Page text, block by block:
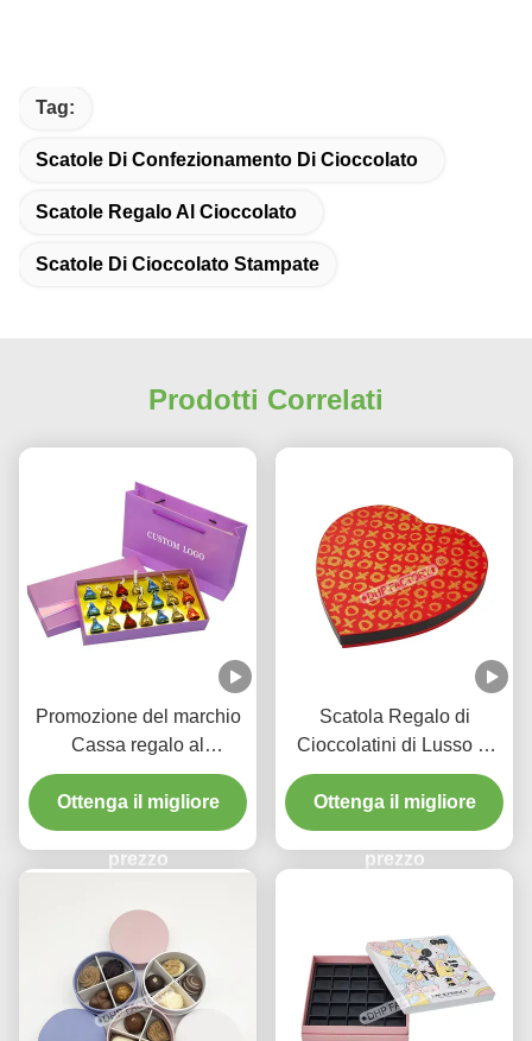
Tag:
Scatole Di Confezionamento Di Cioccolato
Scatole Regalo Al Cioccolato
Scatole Di Cioccolato Stampate
Prodotti Correlati
Promozione del marchio
Cassa regalo al
cioccolato con borsa da
regalo rosa per i regali di
festa
Ottenga il migliore
prezzo
Scatola Regalo di
Cioccolatini di Lusso di
Alta Gamma a Forma di
Cuore di San Valentino
con Imballaggio Truffle e
Divisori
Ottenga il migliore
prezzo